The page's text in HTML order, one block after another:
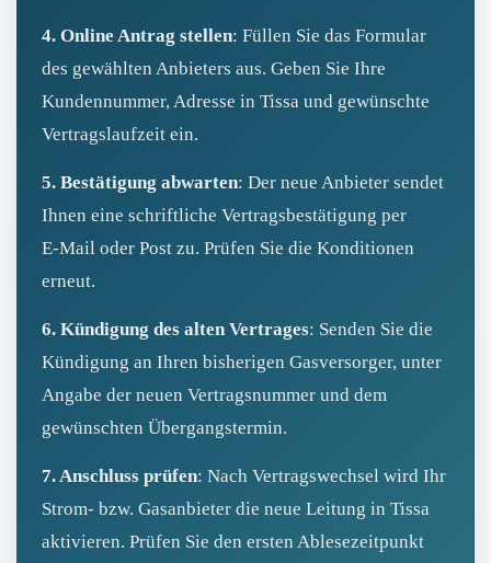
4. Online Antrag stellen: Füllen Sie das Formular
des gewählten Anbieters aus. Geben Sie Ihre
Kundennummer, Adresse in Tissa und gewünschte
Vertragslaufzeit ein.
5. Bestätigung abwarten: Der neue Anbieter sendet
Ihnen eine schriftliche Vertragsbestätigung per
E‑Mail oder Post zu. Prüfen Sie die Konditionen
erneut.
6. Kündigung des alten Vertrages: Senden Sie die
Kündigung an Ihren bisherigen Gasversorger, unter
Angabe der neuen Vertragsnummer und dem
gewünschten Übergangstermin.
7. Anschluss prüfen: Nach Vertragswechsel wird Ihr
Strom- bzw. Gasanbieter die neue Leitung in Tissa
aktivieren. Prüfen Sie den ersten Ablesezeitpunkt